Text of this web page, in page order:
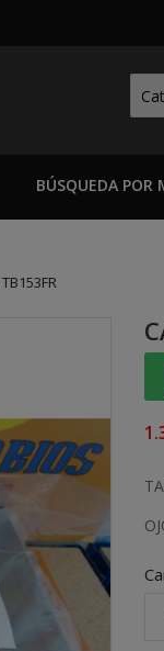
BÚSQUEDA POR